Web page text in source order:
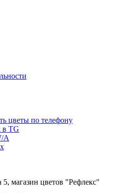
цветы по телефону
в TG
A
магазин цветов "Рефлекс"